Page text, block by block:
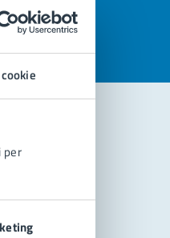
per